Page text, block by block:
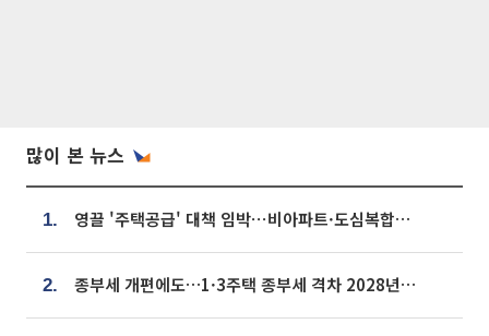
많이 본 뉴스
1. 영끌 '주택공급' 대책 임박⋯비아파트·도심복합까지 총동원
2. 종부세 개편에도…1·3주택 종부세 격차 2028년부터 확대